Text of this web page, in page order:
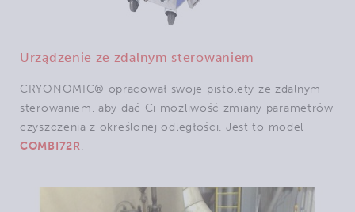
Urządzenie ze zdalnym sterowaniem
CRYONOMIC® opracował swoje pistolety ze zdalnym
sterowaniem, aby dać Ci możliwość zmiany parametrów
czyszczenia z określonej odległości. Jest to model
COMBI72R.